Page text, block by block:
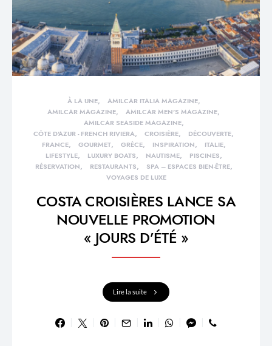
À LA UNE
AMILCAR ITALIA MAGAZINE
AMILCAR MAGAZINE
AMILCAR MEN'S MAGAZINE
AMILCAR SEASIDE MAGAZINE
CÔTE D'AZUR - FRENCH RIVIERA
CROISIÈRE
DÉCOUVERTE
FRANCE
GOURMET GRÈCE INSPIRATION
ITALIE
LIFESTYLE
LUXURY BOATS NAUTISME
PISCINES
RÉSERVATION
RESTAURANTS
SPA – ESPACES BIEN-ÊTRE
VOYAGES DE LUXE
COSTA CROISIÈRES LANCE SA
NOUVELLE PROMOTION
« JOURS D’ÉTÉ »
Lire la suite